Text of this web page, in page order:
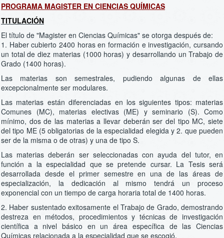
PROGRAMA MAGISTER EN CIENCIAS QUÍMICAS
TITULACIÓN
El título de "Magister en Ciencias Químicas" se otorga después de:
1. Haber cubierto 2400 horas en formación e investigación, cursando
un total de diez materias (1000 horas) y desarrollando un Trabajo de
Grado (1400 horas).
Las materias son semestrales, pudiendo algunas de ellas
excepcionalmente ser modulares.
Las materias están diferenciadas en los siguientes tipos: materias
Comunes (MC), materias electivas (ME) y seminario (S). Como
mínimo, dos de las materias a llevar deberán ser del tipo MC, siete
del tipo ME (5 obligatorias de la especialidad elegida y 2. que pueden
ser de la misma o de otras) y una de tipo S.
Las materias deberán ser seleccionadas con ayuda del tutor, en
función a la especialidad que se pretende cursar. La Tesis será
desarrollada desde el primer semestre en una de las áreas de
especialización, la dedicación al mismo tendrá un proceso
exponencial con un tiempo de carga horaria total de 1400 horas.
2. Haber sustentado exitosamente el Trabajo de Grado, demostrando
destreza en métodos, procedimientos y técnicas de investigación
científica a nivel básico en un área específica de las Ciencias
Químicas relacionada a la especialidad que se escogió.